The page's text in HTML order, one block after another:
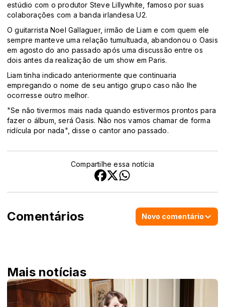
estúdio com o produtor Steve Lillywhite, famoso por suas
colaborações com a banda irlandesa U2.
O guitarrista Noel Gallaguer, irmão de Liam e com quem ele
sempre manteve uma relação tumultuada, abandonou o Oasis
em agosto do ano passado após uma discussão entre os
dois antes da realização de um show em Paris.
Liam tinha indicado anteriormente que continuaria
empregando o nome de seu antigo grupo caso não lhe
ocorresse outro melhor.
"Se não tivermos mais nada quando estivermos prontos para
fazer o álbum, será Oasis. Não nos vamos chamar de forma
ridícula por nada", disse o cantor ano passado.
Compartilhe essa notícia
Comentários Novo comentário
Mais notícias